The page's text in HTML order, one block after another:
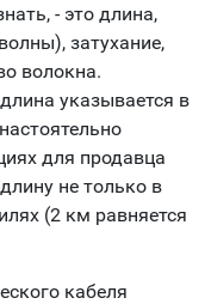
- это длина,
затухание,
волокна.
указывается в
для продавца
не только в
(2 км равняется
кабеля